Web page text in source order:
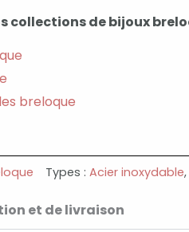
collections de bijoux
breloque
Types : Acier inoxydable,
et de livraison